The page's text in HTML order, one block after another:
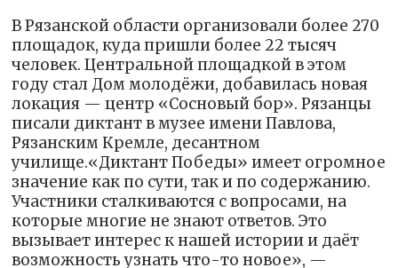
В Рязанской области организовали более 270
площадок, куда пришли более 22 тысяч
человек. Центральной площадкой в этом
году стал Дом молодёжи, добавилась новая
локация — центр «Сосновый бор». Рязанцы
писали диктант в музее имени Павлова,
Рязанским Кремле, десантном
училище.«Диктант Победы» имеет огромное
значение как по сути, так и по содержанию.
Участники сталкиваются с вопросами, на
которые многие не знают ответов. Это
вызывает интерес к нашей истории и даёт
возможность узнать что-то новое», —